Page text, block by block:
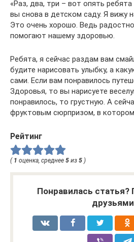
«Раз, два, три – вот опять
вы снова в детском саду. Я вижу
Это очень хорошо. Ведь
помогают нашему здоровью.
Ребята, я сейчас раздам вам
будите нарисовать улыбку, а
сами. Если вам понравилось
Здоровья, то вы нарисуете
понравилось, то грустную. А
фруктовым сюрпризом, в
Рейтинг
( 1 оценка, среднее 5 из 5 )
Понравилась статья?